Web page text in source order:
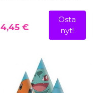
4,45 €
Osta
nyt!